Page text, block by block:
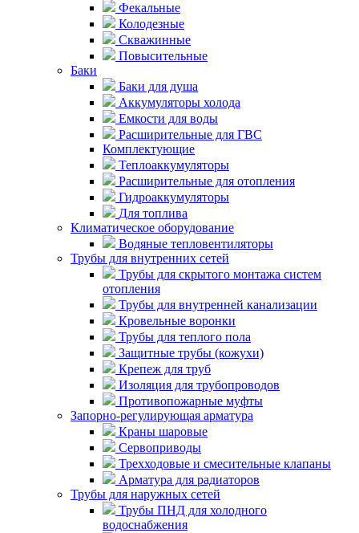
Фекальные
Колодезные
Скважинные
Повысительные
Баки
Баки для душа
Аккумуляторы холода
Емкости для воды
Расширительные для ГВС
Комплектующие
Теплоаккумуляторы
Расширительные для отопления
Гидроаккумуляторы
Для топлива
Климатическое оборудование
Водяные тепловентиляторы
Трубы для внутренних сетей
Трубы для скрытого монтажа систем
отопления
Трубы для внутренней канализации
Кровельные воронки
Трубы для теплого пола
Защитные трубы (кожухи)
Крепеж для труб
Изоляция для трубопроводов
Противопожарные муфты
Запорно-регулирующая арматура
Краны шаровые
Сервоприводы
Трехходовые и смесительные клапаны
Арматура для радиаторов
Трубы для наружных сетей
Трубы ПНД для холодного
водоснабжения